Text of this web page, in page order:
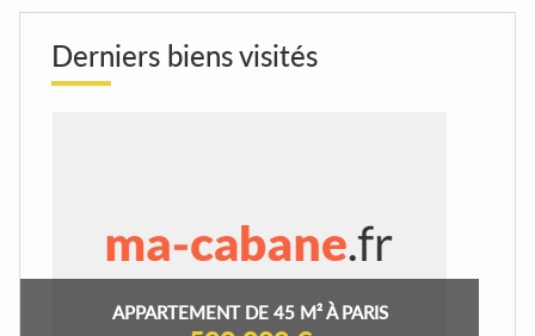
Derniers biens visités
APPARTEMENT DE 45 M² À PARIS